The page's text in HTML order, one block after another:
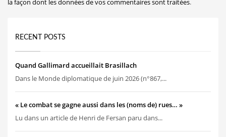
RECENT POSTS
Quand Gallimard accueillait Brasillach
Dans le Monde diplomatique de juin 2026 (n°867,...
« Le combat se gagne aussi dans les (noms de) rues… »
Lu dans un article de Henri de Fersan paru dans...